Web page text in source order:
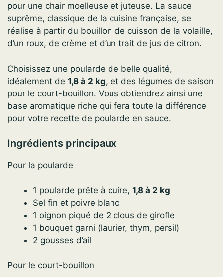
pour une chair moelleuse et juteuse. La sauce
suprême, classique de la cuisine française, se
réalise à partir du bouillon de cuisson de la volaille,
d’un roux, de crème et d’un trait de jus de citron.
Choisissez une poularde de belle qualité,
idéalement de 1,8 à 2 kg, et des légumes de saison
pour le court-bouillon. Vous obtiendrez ainsi une
base aromatique riche qui fera toute la différence
pour votre recette de poularde en sauce.
Ingrédients principaux
Pour la poularde
1 poularde prête à cuire, 1,8 à 2 kg
Sel fin et poivre blanc
1 oignon piqué de 2 clous de girofle
1 bouquet garni (laurier, thym, persil)
2 gousses d’ail
Pour le court-bouillon